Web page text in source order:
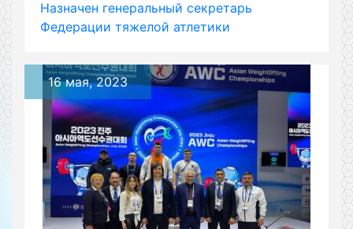
Назначен генеральный секретарь
Федерации тяжелой атлетики
16 мая, 2023